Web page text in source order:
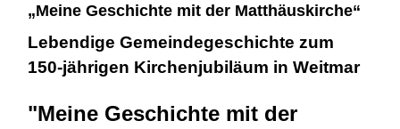
„Meine Geschichte mit der Matthäuskirche“
Lebendige Gemeindegeschichte zum
150-jährigen Kirchenjubiläum in Weitmar
"Meine Geschichte mit der